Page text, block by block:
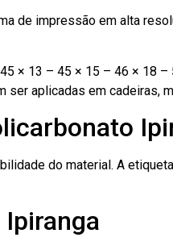
de impressão em alta
× 13 – 45 × 15 – 46 × 18 –
aplicadas em cadeiras,
do material. A